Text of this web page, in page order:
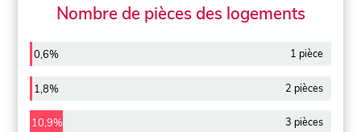
Nombre de pièces des logements
0,6% 1 pièce
1,8% 2 pièces
10,9% 3 pièces